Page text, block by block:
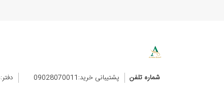
شماره تلفن پشتیبانی خرید:09028070011